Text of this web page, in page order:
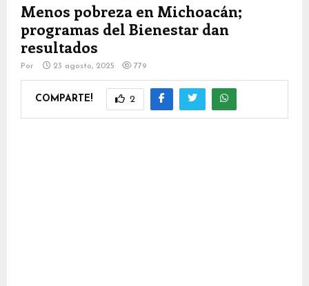
Menos pobreza en Michoacán;
programas del Bienestar dan
resultados
Por 23 agosto, 2025 779
COMPARTE! 2